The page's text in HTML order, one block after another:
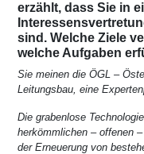
erzählt, dass Sie in
sind. Welche Ziele
welche Aufgaben
Sie meinen die ÖGL –
Leitungsbau, eine
Die grabenlose
herkömmlichen – offenen
der Erneuerung von